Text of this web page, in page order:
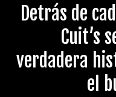
Detrás de
Cuit’s
verdadera
el